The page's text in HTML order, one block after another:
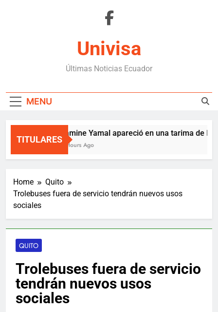
Univisa
Últimas Noticias Ecuador
MENU
TITULARES
Lamine Yamal apareció en una tarima de
3 Hours Ago
Home
Quito
Trolebuses fuera de servicio tendrán nuevos usos
sociales
QUITO
Trolebuses fuera de servicio
tendrán nuevos usos
sociales